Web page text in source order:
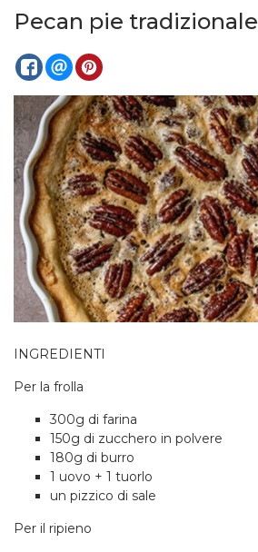
Pecan pie tradizionale
INGREDIENTI
Per la frolla
300g di farina
150g di zucchero in polvere
180g di burro
1 uovo + 1 tuorlo
un pizzico di sale
Per il ripieno